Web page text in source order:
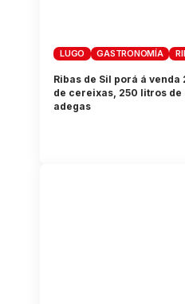
LUGO GASTRONOMÍA
Ribas de Sil porá á
de cereixas, 250 litros de
adegas